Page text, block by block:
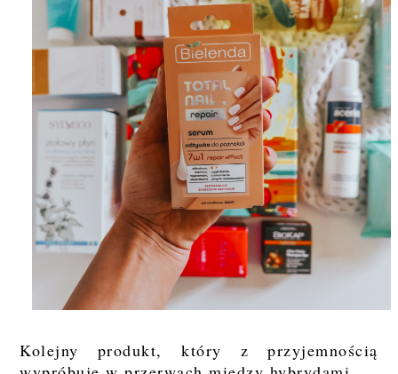
Kolejny produkt, który z przyjemnością